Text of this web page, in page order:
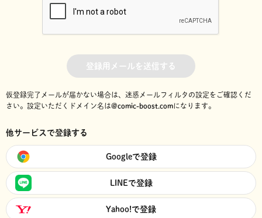
登録用メールを送信する
仮登録完了メールが届かない場合は、迷惑メールフィルタの設定をご確認くだ
さい。 設定いただくドメイン名は@comic-boost.comになります。
他サービスで登録する
Googleで登録
LINEで登録
Yahoo!で登録